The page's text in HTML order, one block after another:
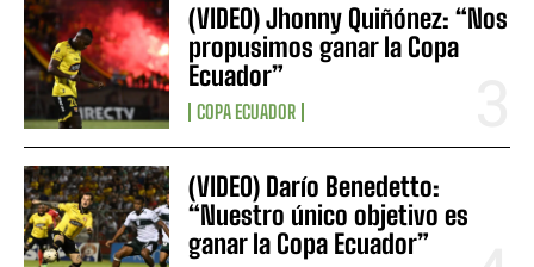
(VIDEO) Jhonny Quiñónez: “Nos
propusimos ganar la Copa
Ecuador”
COPA ECUADOR
(VIDEO) Darío Benedetto:
“Nuestro único objetivo es
ganar la Copa Ecuador”